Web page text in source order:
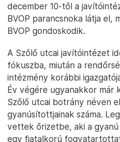
december 10-től a
BVOP parancsnoka látja el,
BVOP gondoskodik.
A Szőlő utcai javítóintézet
fókuszba, miután a
intézmény korábbi
Év végére ugyanakkor már
Szőlő utcai botrány néven
gyanúsítottjainak száma.
vettek őrizetbe, aki a
egy fiatalkorú